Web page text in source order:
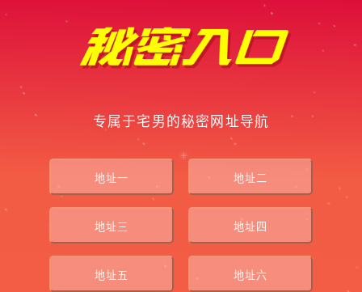
专属于宅男的秘密网址导航
地址一 地址二
地址三 地址四
地址五 地址六